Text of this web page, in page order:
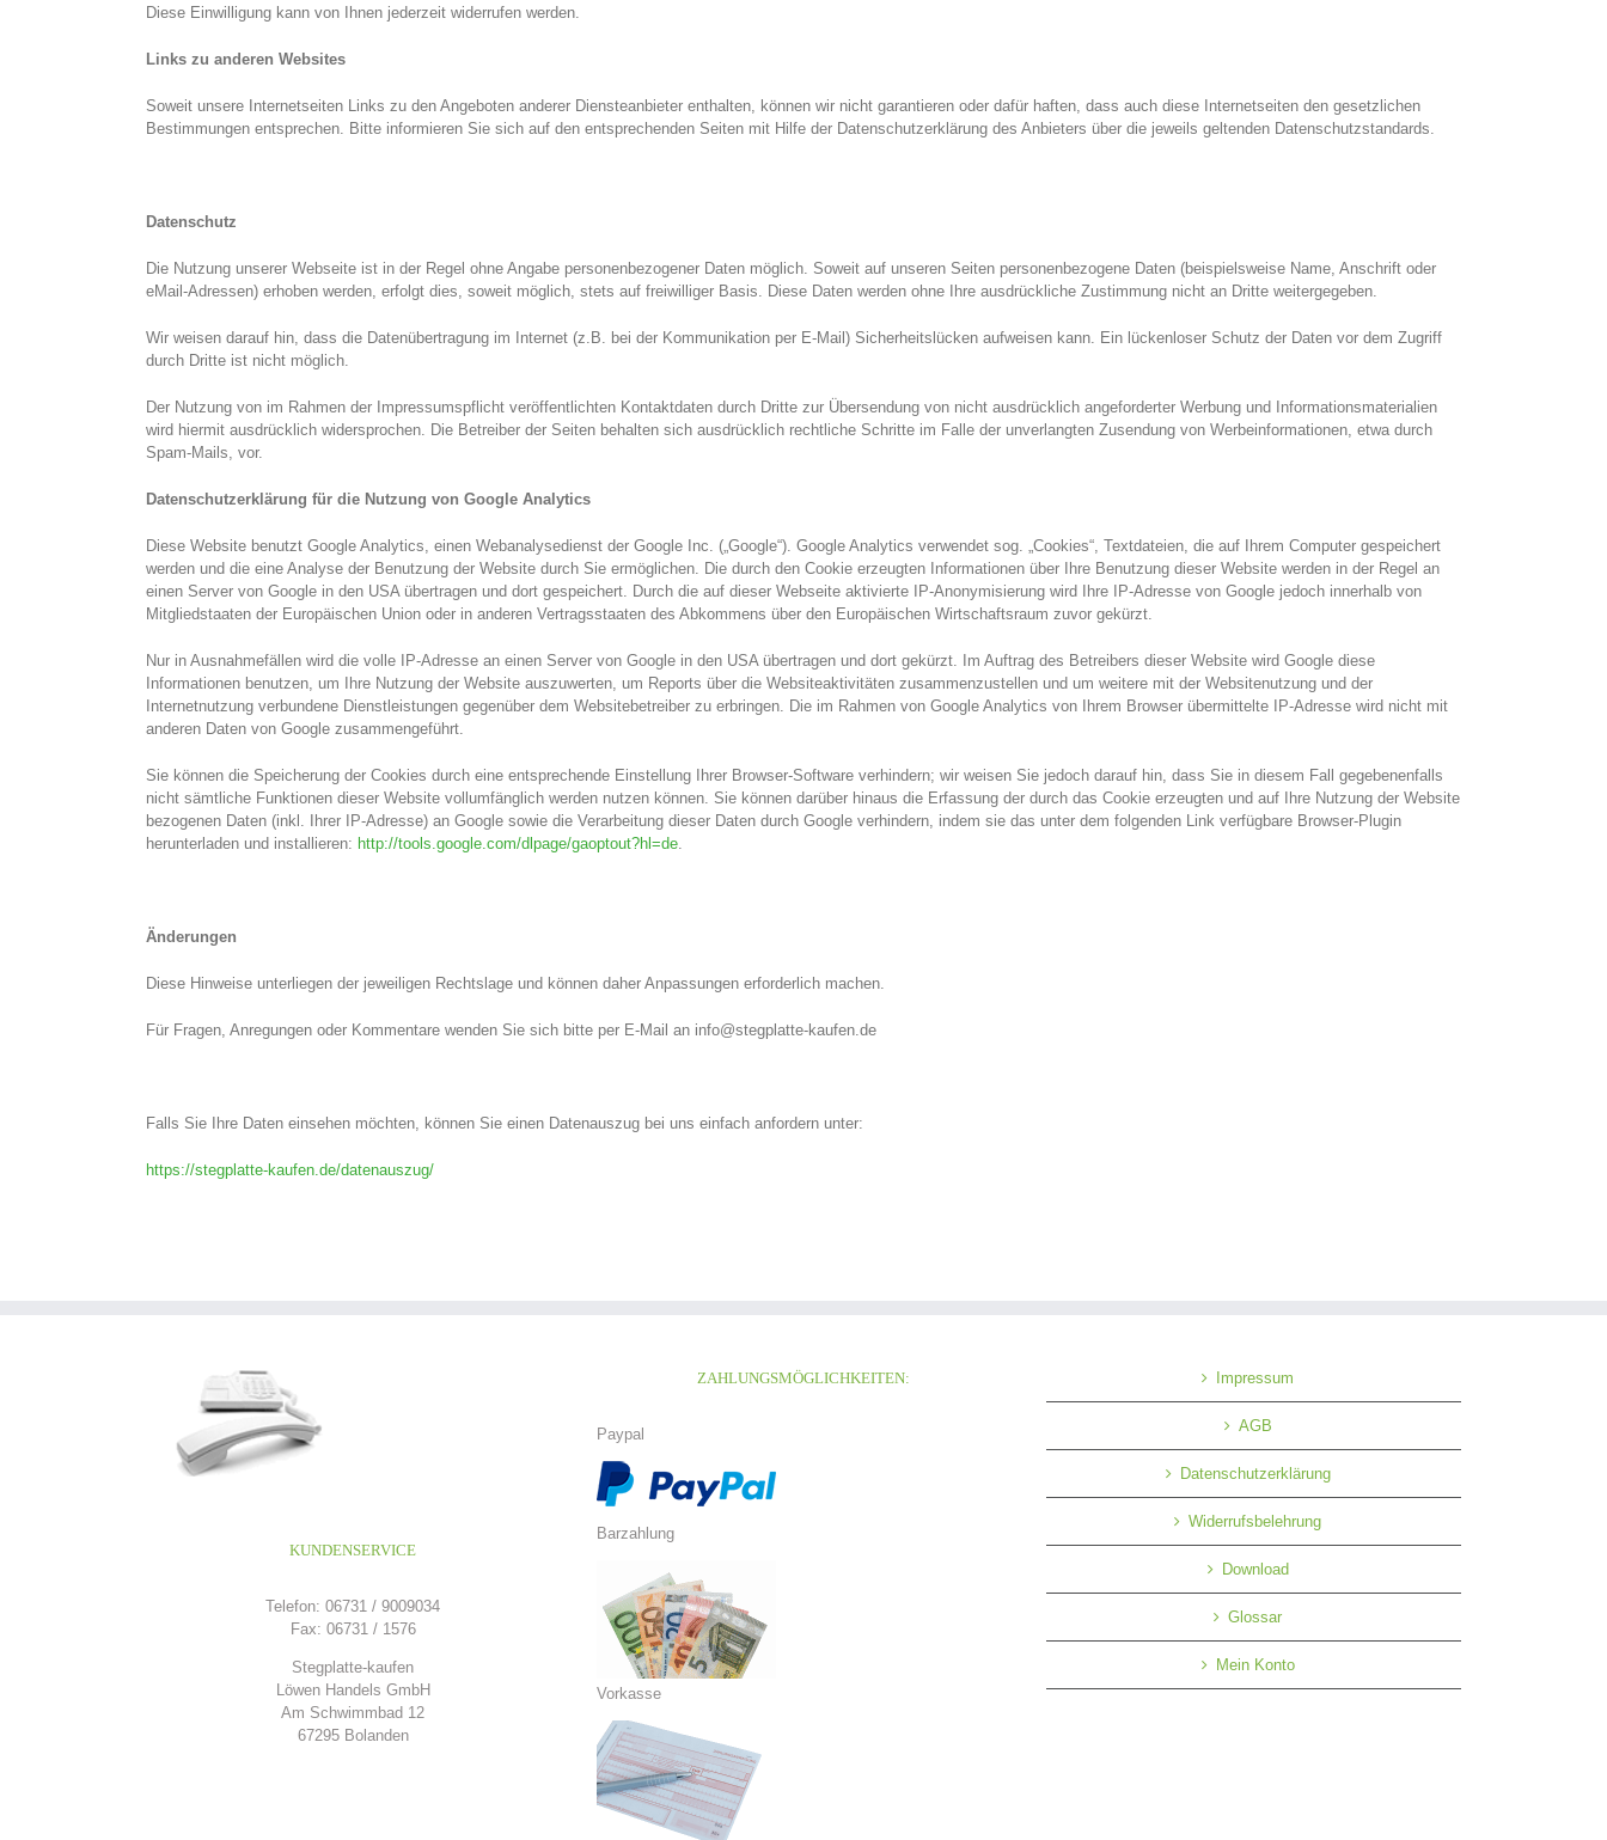
Diese Einwilligung kann von Ihnen jederzeit widerrufen werden.
Links zu anderen Websites
Soweit unsere Internetseiten Links zu den Angeboten anderer Diensteanbieter enthalten, können wir nicht garantieren oder dafür haften, dass auch diese Internetseiten den gesetzlichen
Bestimmungen entsprechen. Bitte informieren Sie sich auf den entsprechenden Seiten mit Hilfe der Datenschutzerklärung des Anbieters über die jeweils geltenden Datenschutzstandards.
Datenschutz
Die Nutzung unserer Webseite ist in der Regel ohne Angabe personenbezogener Daten möglich. Soweit auf unseren Seiten personenbezogene Daten (beispielsweise Name, Anschrift oder
eMail-Adressen) erhoben werden, erfolgt dies, soweit möglich, stets auf freiwilliger Basis. Diese Daten werden ohne Ihre ausdrückliche Zustimmung nicht an Dritte weitergegeben.
Wir weisen darauf hin, dass die Datenübertragung im Internet (z.B. bei der Kommunikation per E-Mail) Sicherheitslücken aufweisen kann. Ein lückenloser Schutz der Daten vor dem Zugriff
durch Dritte ist nicht möglich.
Der Nutzung von im Rahmen der Impressumspflicht veröffentlichten Kontaktdaten durch Dritte zur Übersendung von nicht ausdrücklich angeforderter Werbung und Informationsmaterialien
wird hiermit ausdrücklich widersprochen. Die Betreiber der Seiten behalten sich ausdrücklich rechtliche Schritte im Falle der unverlangten Zusendung von Werbeinformationen, etwa durch
Spam-Mails, vor.
Datenschutzerklärung für die Nutzung von Google Analytics
Diese Website benutzt Google Analytics, einen Webanalysedienst der Google Inc. („Google“). Google Analytics verwendet sog. „Cookies“, Textdateien, die auf Ihrem Computer gespeichert
werden und die eine Analyse der Benutzung der Website durch Sie ermöglichen. Die durch den Cookie erzeugten Informationen über Ihre Benutzung dieser Website werden in der Regel an
einen Server von Google in den USA übertragen und dort gespeichert. Durch die auf dieser Webseite aktivierte IP-Anonymisierung wird Ihre IP-Adresse von Google jedoch innerhalb von
Mitgliedstaaten der Europäischen Union oder in anderen Vertragsstaaten des Abkommens über den Europäischen Wirtschaftsraum zuvor gekürzt.
Nur in Ausnahmefällen wird die volle IP-Adresse an einen Server von Google in den USA übertragen und dort gekürzt. Im Auftrag des Betreibers dieser Website wird Google diese
Informationen benutzen, um Ihre Nutzung der Website auszuwerten, um Reports über die Websiteaktivitäten zusammenzustellen und um weitere mit der Websitenutzung und der
Internetnutzung verbundene Dienstleistungen gegenüber dem Websitebetreiber zu erbringen. Die im Rahmen von Google Analytics von Ihrem Browser übermittelte IP-Adresse wird nicht mit
anderen Daten von Google zusammengeführt.
Sie können die Speicherung der Cookies durch eine entsprechende Einstellung Ihrer Browser-Software verhindern; wir weisen Sie jedoch darauf hin, dass Sie in diesem Fall gegebenenfalls
nicht sämtliche Funktionen dieser Website vollumfänglich werden nutzen können. Sie können darüber hinaus die Erfassung der durch das Cookie erzeugten und auf Ihre Nutzung der Website
bezogenen Daten (inkl. Ihrer IP-Adresse) an Google sowie die Verarbeitung dieser Daten durch Google verhindern, indem sie das unter dem folgenden Link verfügbare Browser-Plugin
herunterladen und installieren: http://tools.google.com/dlpage/gaoptout?hl=de.
Änderungen
Diese Hinweise unterliegen der jeweiligen Rechtslage und können daher Anpassungen erforderlich machen.
Für Fragen, Anregungen oder Kommentare wenden Sie sich bitte per E-Mail an info@stegplatte-kaufen.de
Falls Sie Ihre Daten einsehen möchten, können Sie einen Datenauszug bei uns einfach anfordern unter:
https://stegplatte-kaufen.de/datenauszug/
KUNDENSERVICE
Telefon: 06731 / 9009034
Fax: 06731 / 1576
Stegplatte-kaufen
Löwen Handels GmbH
Am Schwimmbad 12
67295 Bolanden
ZAHLUNGSMÖGLICHKEITEN:
Paypal
Barzahlung
Vorkasse
Impressum
AGB
Datenschutzerklärung
Widerrufsbelehrung
Download
Glossar
Mein Konto